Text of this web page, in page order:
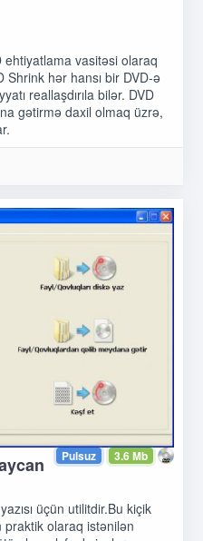
ehtiyatlama vasitəsi olaraq
hər hansı bir DVD-ə
reallaşdırıla bilər. DVD
gətirmə daxil olmaq üzrə,
3.6 Mb
Pulsuz
üçün utilitdir.Bu kiçik
praktik olaraq istənilən